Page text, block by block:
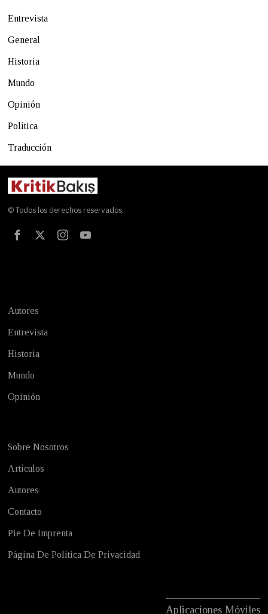
Entrevista
General
Historia
Mundo
Opinión
Política
Traducción
© Todos los derechos reservados.
Autores
Entrevista
Historia
Mundo
Opinión
Sobre Nosotros
Artículos
Autores
Contacto
Pie De Imprenta
Página De Política De Privacidad
Aplicaciones Móviles